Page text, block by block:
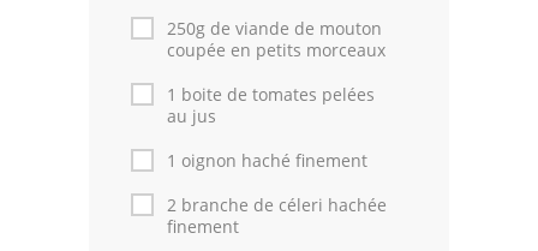
Recettes marocaine
Cuisine Algérienne
Cuisine Tunisienne
Cuisine Juive
250g de viande de mouton
coupée en petits morceaux
1 boite de tomates pelées
au jus
1 oignon haché finement
2 branche de céleri hachée
finement